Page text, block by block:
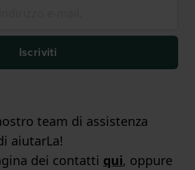
Iscriviti
team di assistenza
aiutarLa!
dei contatti qui, oppure